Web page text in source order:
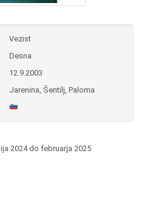
Vezist
Desna
12.9.2003
Jarenina, Šentilj, Paloma
2024 do februarja 2025